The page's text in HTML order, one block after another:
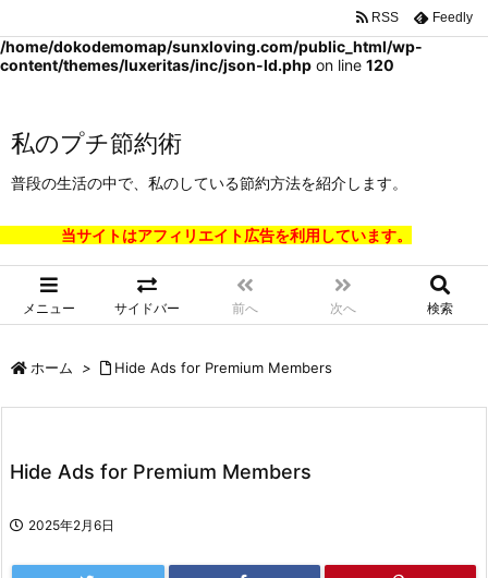
/home/dokodemomap/sunxloving.com/public_html/wp-
content/themes/luxeritas/inc/json-ld.php on line 120
私のプチ節約術
普段の生活の中で、私のしている節約方法を紹介します。
当サイトはアフィリエイト広告を利用しています。
メニュー サイドバー 前へ 次へ 検索
RSS Feedly
ホーム > Hide Ads for Premium Members
Hide Ads for Premium Members
2025年2月6日